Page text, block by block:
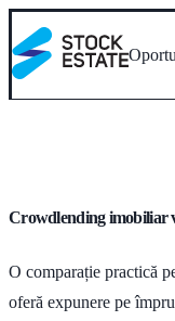
Crowdlending imobiliar
O comparație practică
oferă expunere pe